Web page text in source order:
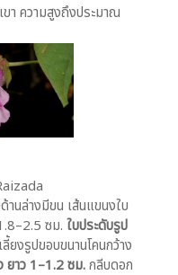
า ความสูงถึงประมาณ
นล่างมีขน เส้นแขนงใบ
ซม. ใบประดับรูป
ยงรูปขอบขนานโคนกว้าง
ยาว 1–1.2 ซม.กลีบดอก